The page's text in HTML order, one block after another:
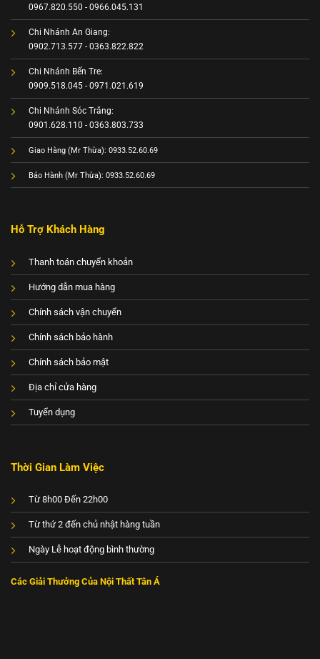
0967.820.550 - 0966.045.131
Chi Nhánh An Giang:
0902.713.577 - 0363.822.822
Chi Nhánh Bến Tre:
0909.518.045 - 0971.021.619
Chi Nhánh Sóc Trăng:
0901.628.110 - 0363.803.733
Giao Hàng (Mr Thừa): 0933.52.60.69
Bảo Hành (Mr Thừa): 0933.52.60.69
Hỗ Trợ Khách Hàng
Thanh toán chuyển khoản
Hướng dẫn mua hàng
Chính sách vận chuyển
Chính sách bảo hành
Chính sách bảo mật
Địa chỉ cửa hàng
Tuyển dụng
Thời Gian Làm Việc
Từ 8h00 Đến 22h00
Từ thứ 2 đến chủ nhật hàng tuần
Ngày Lễ hoạt động bình thường
Các Giải Thưởng Của Nội Thất Tân Á